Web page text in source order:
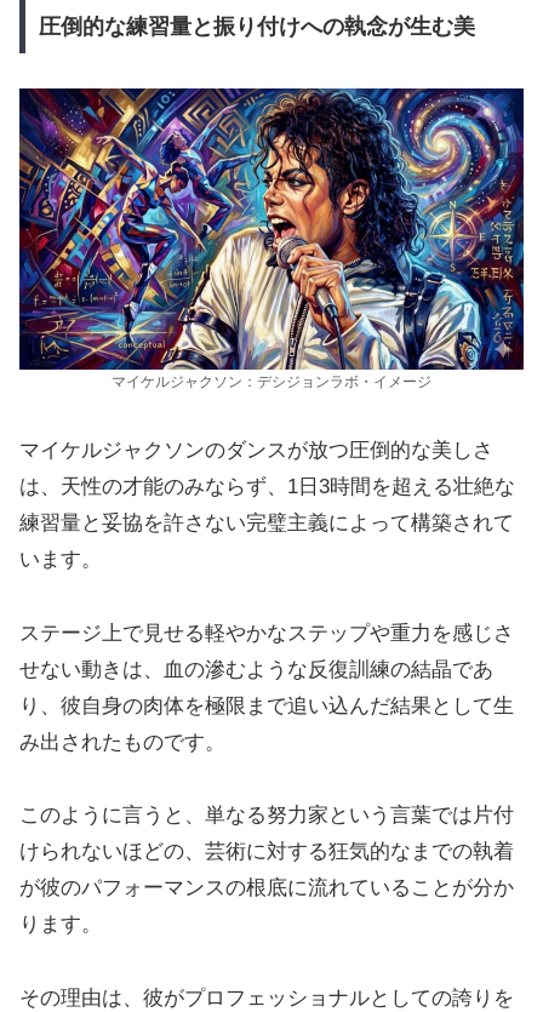
圧倒的な練習量と振り付けへの執念が生む美
マイケルジャクソン：デシジョンラボ・イメージ
マイケルジャクソンのダンスが放つ圧倒的な美しさ
は、天性の才能のみならず、1日3時間を超える壮絶な
練習量と妥協を許さない完璧主義によって構築されて
います。
ステージ上で見せる軽やかなステップや重力を感じさ
せない動きは、血の滲むような反復訓練の結晶であ
り、彼自身の肉体を極限まで追い込んだ結果として生
み出されたものです。
このように言うと、単なる努力家という言葉では片付
けられないほどの、芸術に対する狂気的なまでの執着
が彼のパフォーマンスの根底に流れていることが分か
ります。
その理由は、彼がプロフェッショナルとしての誇りを